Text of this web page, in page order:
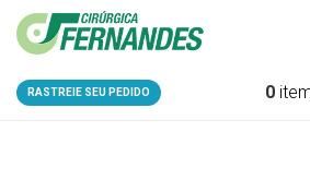
RASTREIE SEU PEDIDO 0